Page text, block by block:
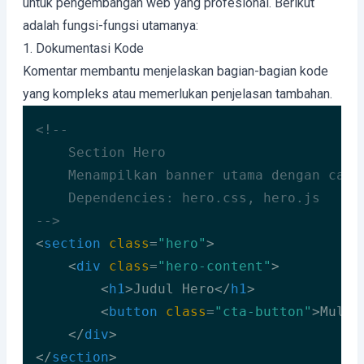
adalah fungsi-fungsi utamanya:
1. Dokumentasi Kode
Komentar membantu menjelaskan bagian-bagian kode
yang kompleks atau memerlukan penjelasan tambahan.
<!--
    Section Hero
Menampilkan banner utama dengan
    Dependencies: hero.css, hero.js
-->
<section class="hero">
<div class="hero-content">
<h1>Judul Hero</h1>
<button class="cta-button">Mulai
</div>
</section>